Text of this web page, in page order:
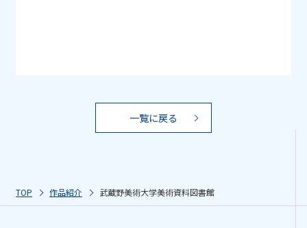
一覧に戻る
TOP 作品紹介 武蔵野美術大学美術資料図書館